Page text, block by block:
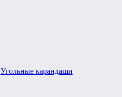
Угольные карандаши